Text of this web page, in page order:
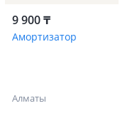
9 900 ₸
Амортизатор
Алматы